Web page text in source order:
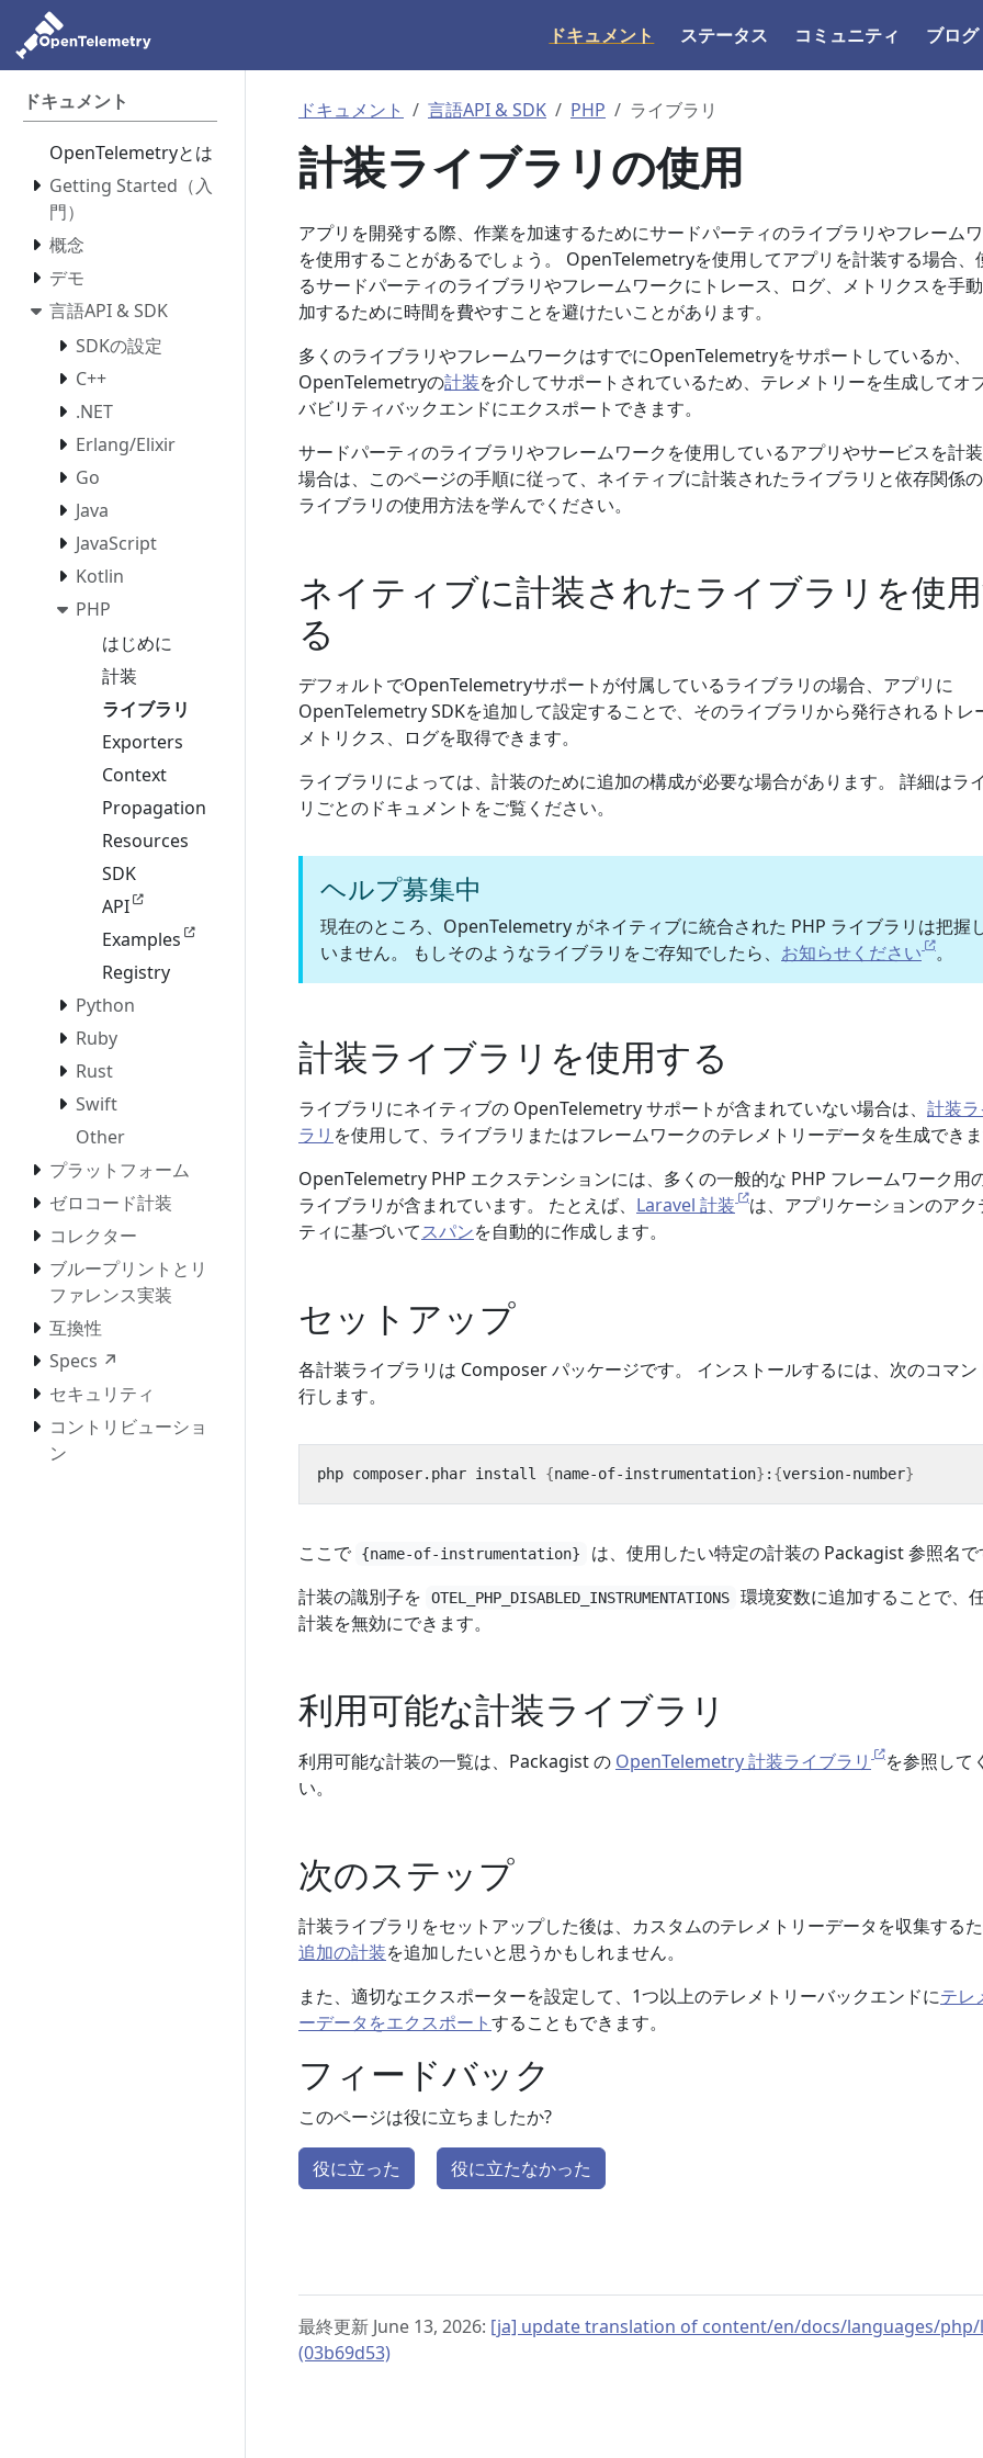
ドキュメント ステータス コミュニティ ブログ
ドキュメント
OpenTelemetryとは
Getting Started（入
門）
概念
デモ
言語API & SDK
SDKの設定
C++
.NET
Erlang/Elixir
Go
Java
JavaScript
Kotlin
PHP
はじめに
計装
ライブラリ
Exporters
Context
Propagation
Resources
SDK
API
Examples
Registry
Python
Ruby
Rust
Swift
Other
プラットフォーム
ゼロコード計装
コレクター
ブループリントとリ
ファレンス実装
互換性
Specs ↗
セキュリティ
コントリビューショ
ン
ドキュメント 言語API & SDK PHP ライブラリ
計装ライブラリの使用
アプリを開発する際、作業を加速するためにサードパーティのライブラリやフレーム
を使用することがあるでしょう。 OpenTelemetryを使用してアプリを計装する場合、
るサードパーティのライブラリやフレームワークにトレース、ログ、メトリクスを手
加するために時間を費やすことを避けたいことがあります。
多くのライブラリやフレームワークはすでにOpenTelemetryをサポートしているか、
OpenTelemetryの計装を介してサポートされているため、テレメトリーを生成してオ
バビリティバックエンドにエクスポートできます。
サードパーティのライブラリやフレームワークを使用しているアプリやサービスを計
場合は、このページの手順に従って、ネイティブに計装されたライブラリと依存関係
ライブラリの使用方法を学んでください。
ネイティブに計装されたライブラリを使
る
デフォルトでOpenTelemetryサポートが付属しているライブラリの場合、アプリに
OpenTelemetry SDKを追加して設定することで、そのライブラリから発行されるトレ
メトリクス、ログを取得できます。
ライブラリによっては、計装のために追加の構成が必要な場合があります。 詳細はラ
リごとのドキュメントをご覧ください。
ヘルプ募集中
現在のところ、OpenTelemetry がネイティブに統合された PHP ライブラリは把握
いません。 もしそのようなライブラリをご存知でしたら、 お知らせください 。
計装ライブラリを使用する
ライブラリにネイティブの OpenTelemetry サポートが含まれていない場合は、 計装
ラリ を使用して、ライブラリまたはフレームワークのテレメトリーデータを生成できま
OpenTelemetry PHP エクステンションには、多くの一般的な PHP フレームワーク用
ライブラリが含まれています。 たとえば、 Laravel 計装
は、アプリケーションのアク
ティに基づいてスパンを自動的に作成します。
セットアップ
各計装ライブラリは Composer パッケージです。 インストールするには、次のコマン
行します。
php composer.phar install {name-of-instrumentation} : {version-number}
ここで {name-of-instrumentation}
は、使用したい特定の計装の Packagist 参照名で
計装の識別子を
OTEL_PHP_DISABLED_INSTRUMENTATIONS
環境変数に追加することで、
計装を無効にできます。
利用可能な計装ライブラリ
利用可能な計装の一覧は、Packagist の OpenTelemetry 計装ライブラリ
を参照して
い。
次のステップ
計装ライブラリをセットアップした後は、カスタムのテレメトリーデータを収集する
追加の計装を追加したいと思うかもしれません。
また、適切なエクスポーターを設定して、1つ以上のテレメトリーバックエンドにテレ
ーデータをエクスポートすることもできます。
フィードバック
このページは役に立ちましたか?
役に立った 役に立たなかった
最終更新 June 13, 2026: [ja] update translation of content/en/docs/languages/php/
(03b69d53)